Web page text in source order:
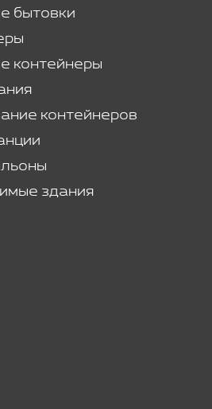
бытовки
контейнеры
контейнеров
здания